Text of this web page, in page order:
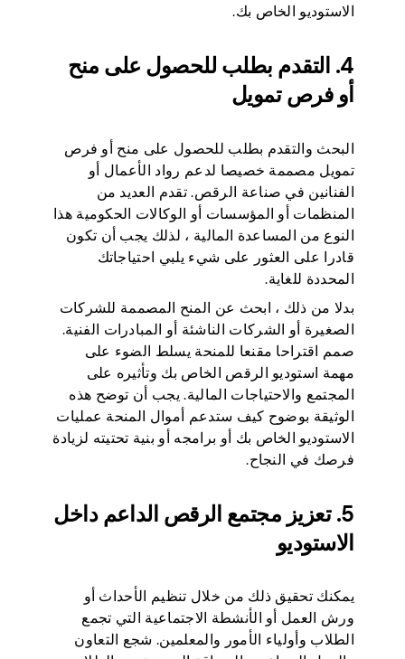
الاستوديو الخاص بك.
4. التقدم بطلب للحصول على منح
أو فرص تمويل
البحث والتقدم بطلب للحصول على منح أو فرص
تمويل مصممة خصيصا لدعم رواد الأعمال أو
الفنانين في صناعة الرقص. تقدم العديد من
المنظمات أو المؤسسات أو الوكالات الحكومية هذا
النوع من المساعدة المالية ، لذلك يجب أن تكون
قادرا على العثور على شيء يلبي احتياجاتك
المحددة للغاية.
بدلا من ذلك ، ابحث عن المنح المصممة للشركات
الصغيرة أو الشركات الناشئة أو المبادرات الفنية.
صمم اقتراحا مقنعا للمنحة يسلط الضوء على
مهمة استوديو الرقص الخاص بك وتأثيره على
المجتمع والاحتياجات المالية. يجب أن توضح هذه
الوثيقة بوضوح كيف ستدعم أموال المنحة عمليات
الاستوديو الخاص بك أو برامجه أو بنية تحتيته لزيادة
فرصك في النجاح.
5. تعزيز مجتمع الرقص الداعم داخل
الاستوديو
يمكنك تحقيق ذلك من خلال تنظيم الأحداث أو
ورش العمل أو الأنشطة الاجتماعية التي تجمع
الطلاب وأولياء الأمور والمعلمين. شجع التعاون